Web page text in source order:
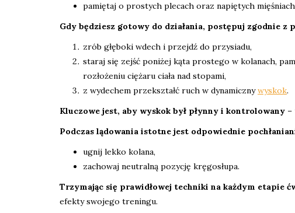
pamiętaj o prostych plecach oraz napiętych
Gdy będziesz gotowy do działania, postępuj zgodnie z
zrób głęboki wdech i przejdź do przysiadu,
staraj się zejść poniżej kąta prostego w kolanach,
rozłożeniu ciężaru ciała nad stopami,
z wydechem przekształć ruch w dynamicznywyskok.
Kluczowe jest, aby wyskok był płynny i kontrolowany –
Podczas lądowania istotne jest odpowiednie
ugnij lekko kolana,
zachowaj neutralną pozycję kręgosłupa.
Trzymając się prawidłowej techniki na każdym etapie
efekty swojego treningu.